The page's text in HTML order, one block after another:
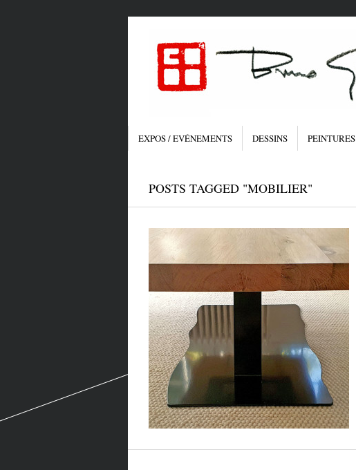
EXPOS / EVÉNEMENTS DESSINS PEINTURES
POSTS TAGGED "MOBILIER"